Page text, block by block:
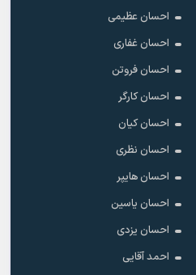
احسان عظیمی
احسان غفاری
احسان فروتن
احسان کارگر
احسان کیان
احسان نظری
احسان هایپر
احسان یاسین
احسان یزدی
احمد آقایی